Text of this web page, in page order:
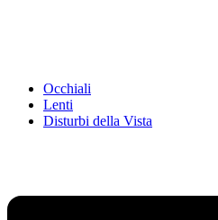
Occhiali
Lenti
Disturbi della Vista